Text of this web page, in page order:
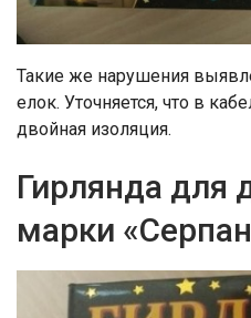
Такие же нарушения
елок. Уточняется, что в
двойная изоляция.
Гирлянда для
марки